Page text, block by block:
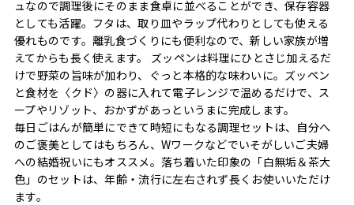
ュなので調理後にそのまま食卓に並べることができ、保存容器
としても活躍。フタは、取り皿やラップ代わりとしても使える
優れものです。離乳食づくりにも便利なので、新しい家族が増
えてからも長く使えます。 ズッペンは料理にひとさじ加えるだ
けで野菜の旨味が加わり、ぐっと本格的な味わいに。ズッペン
と食材を〈クド〉の器に入れて電子レンジで温めるだけで、ス
ープやリゾット、おかずがあっというまに完成します。
毎日ごはんが簡単にできて時短にもなる調理セットは、自分へ
のご褒美としてはもちろん、Wワークなどでいそがしいご夫婦
への結婚祝いにもオススメ。落ち着いた印象の「白無垢＆茶大
色」のセットは、年齢・流行に左右されず長くお使いいただけ
ます。